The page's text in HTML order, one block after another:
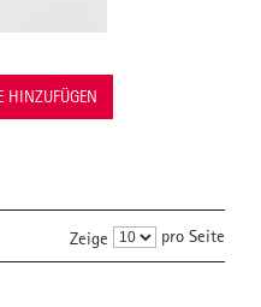
HINZUFÜGEN
Zeige pro Seite